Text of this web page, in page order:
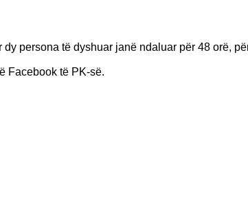
persona të dyshuar janë ndaluar për 48 orë,
Facebook të PK-së.